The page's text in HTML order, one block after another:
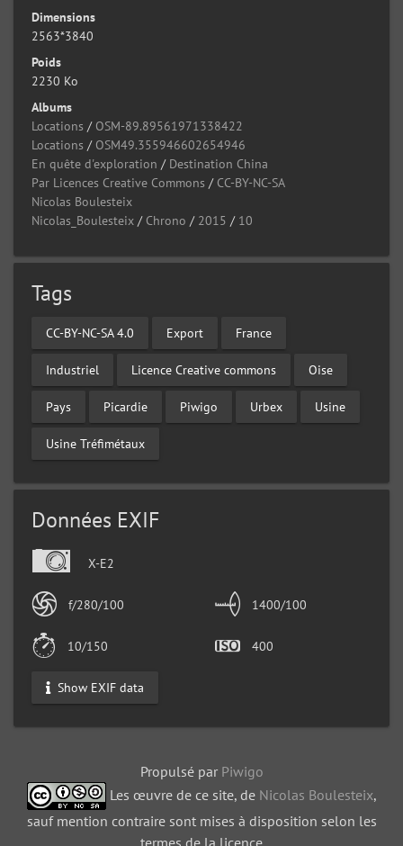
Dimensions
2563*3840
Poids
2230 Ko
Albums
Locations / OSM-89.89561971338422
Locations / OSM49.355946602654946
En quête d'exploration / Destination China
Par Licences Creative Commons / CC-BY-NC-SA
Nicolas Boulesteix
Nicolas_Boulesteix / Chrono / 2015 / 10
Tags
CC-BY-NC-SA 4.0 Export France
Industriel Licence Creative commons Oise
Pays Picardie Piwigo Urbex Usine
Usine Tréfimétaux
Données EXIF
X-E2
f/280/100 1400/100
10/150 400
Show EXIF data
Propulsé par Piwigo
Les œuvre de ce site, de Nicolas Boulesteix,
sauf mention contraire sont mises à disposition selon les
termes de la licence